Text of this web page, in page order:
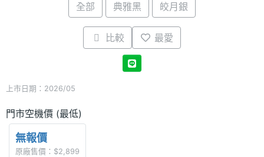
全部 典雅黑 皎月銀
比較 最愛
上市日期：2026/05
門市空機價 (最低)
無報價
原廠售價：$2,899